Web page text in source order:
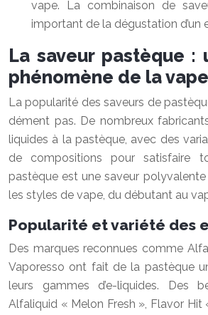
vape. La combinaison de
important de la dégustation d’un
La saveur pastèque :
phénomène de la vape
La popularité des saveurs de
dément pas. De nombreux
liquides à la pastèque, avec des
de compositions pour satisfaire
pastèque est une saveur polyvalente
les styles de vape, du débutant au
Popularité et variété des
Des marques reconnues comme
Vaporesso ont fait de la pastèque
leurs gammes d’e-liquides. Des
Alfaliquid « Melon Fresh », Flavor Hit